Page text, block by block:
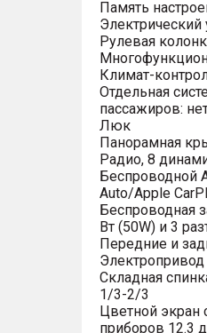
Память
Электрический
Рулевая
Климат-
Отдельная
пассажиров:
Люк
Панорамная
Радио, 8
Беспроводной
Auto/Apple
Беспроводная
Вт (50W) и 3
Передние и
Складная
1/3-2/3
Цветной
приборов 12.3